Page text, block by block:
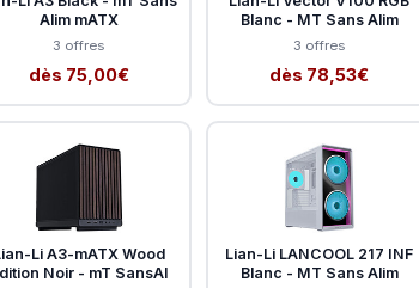
Alim mATX
3 offres
dès 75,00€
Blanc - MT Sans Alim
3 offres
dès 78,53€
Li A3-mATX Wood
Noir - mT SansAl
Lian-Li LANCOOL 217 INF
Blanc - MT Sans Alim